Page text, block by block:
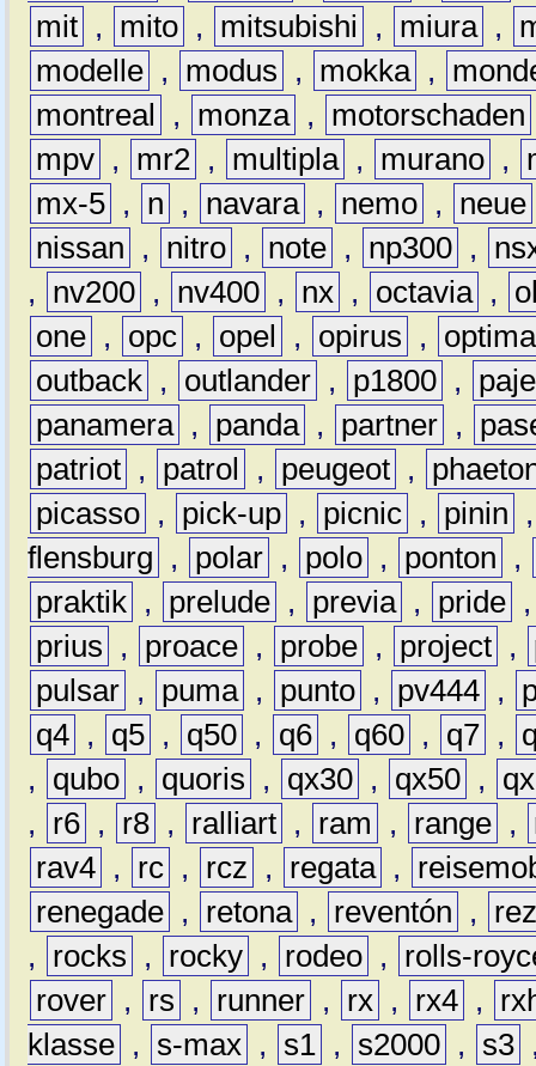
mit , mito , mitsubishi , miura ,
modelle , modus , mokka ,
montreal
, monza , motorschaden
mpv , mr2 , multipla , murano ,
mx-5 , n , navara , nemo , neue
nissan
, nitro , note , np300 ,
,
nv200 , nv400 , nx , octavia ,
one , opc , opel , opirus ,
optima
outback , outlander , p1800 ,
panamera , panda , partner ,
patriot , patrol , peugeot ,
picasso , pick-up , picnic , pinin
flensburg
, polar , polo , ponton
,
praktik , prelude , previa , pride
prius
, proace , probe , project ,
pulsar , puma , punto , pv444 ,
q4 , q5 , q50 , q6 , q60 , q7 ,
,
qubo , quoris , qx30 , qx50 ,
,
r6 , r8 , ralliart , ram , range ,
rav4 , rc , rcz , regata ,
renegade , retona , reventón ,
,
rocks , rocky , rodeo ,
rolls-
rover , rs , runner , rx , rx4 ,
klasse , s-max , s1 , s2000 , s3